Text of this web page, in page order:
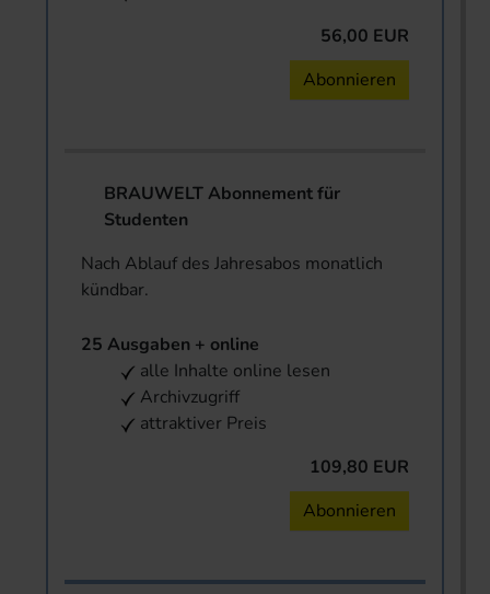
56,00 EUR
Abonnieren
BRAUWELT Abonnement für
Studenten
Nach Ablauf des Jahresabos monatlich
kündbar.
25 Ausgaben + online
alle Inhalte online lesen
Archivzugriff
attraktiver Preis
109,80 EUR
Abonnieren